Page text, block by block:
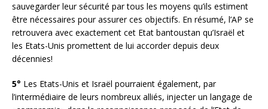
sauvegarder leur sécurité par tous les moyens qu’ils estiment
être nécessaires pour assurer ces objectifs. En résumé, l’AP se
retrouvera avec exactement cet Etat bantoustan qu’Israël et
les Etats-Unis promettent de lui accorder depuis deux
décennies!
5° Les Etats-Unis et Israël pourraient également, par
l’intermédiaire de leurs nombreux alliés, injecter un langage de